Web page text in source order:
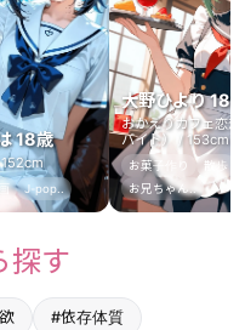
18歳
J-pop..
大野ひより 18
おかえりカフェ恋恋
バイト） / 153cm
お菓子作り
散歩
お兄ちゃん..
探す
#依存体質